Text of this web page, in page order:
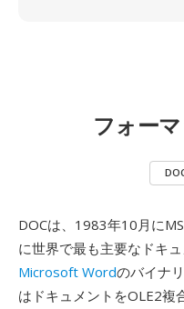
フォー
DOCは、1983年10月に
に世界で最も主要なドキ
Microsoft Wordのバイナ
はドキュメントをOLE2複